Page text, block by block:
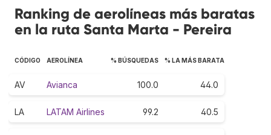
Ranking de aerolíneas más baratas
en la ruta Santa Marta - Pereira
CÓDIGO AEROLÍNEA % BÚSQUEDAS % LA MÁS BARATA
AV Avianca 100.0 44.0
LA LATAM Airlines 99.2 40.5